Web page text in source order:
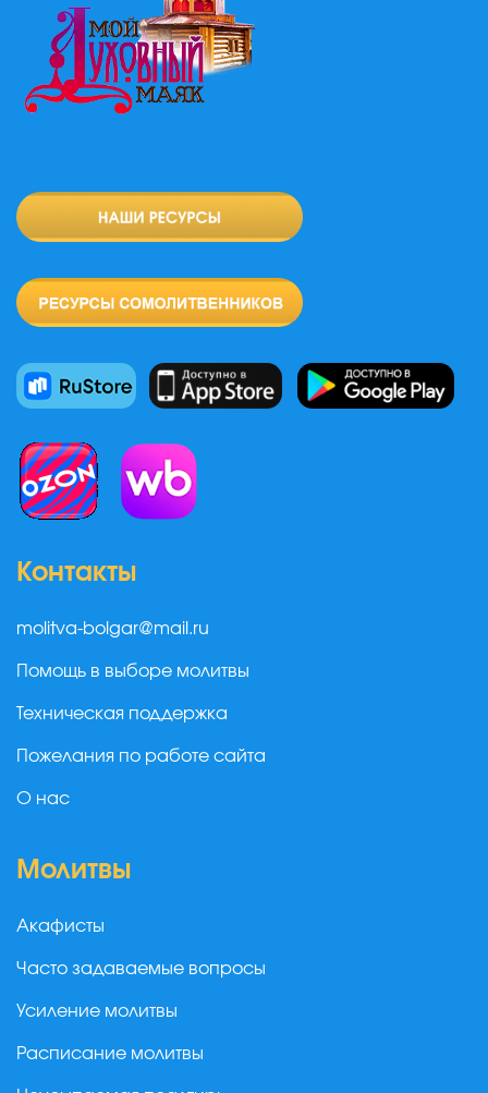
Контакты
molitva-bolgar@mail.ru
Помощь в выборе молитвы
Техническая поддержка
Пожелания по работе сайта
О нас
Молитвы
Акафисты
Часто задаваемые вопросы
Усиление молитвы
Расписание молитвы